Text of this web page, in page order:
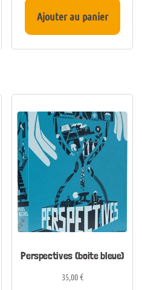
Ajouter au panier
Perspectives (boite bleue)
35,00€